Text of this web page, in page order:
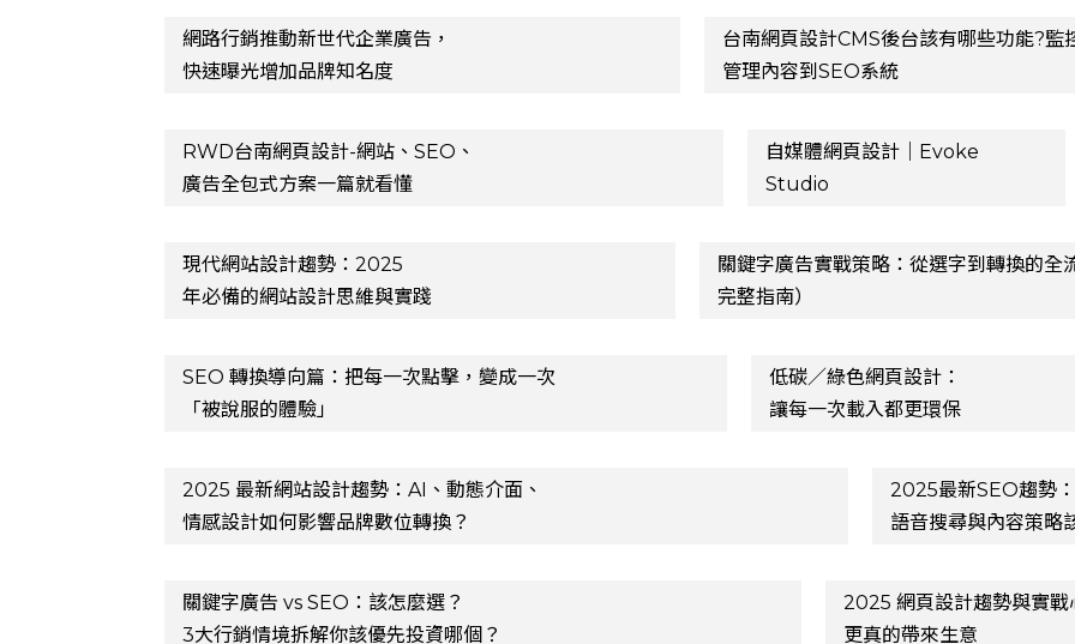
網路行銷推動新世代企業廣告，
快速曝光增加品牌知名度
台南網頁設計CMS後台該有哪些功能?監
管理內容到SEO系統
RWD台南網頁設計-網站、SEO、
廣告全包式方案一篇就看懂
自媒體網頁設計｜Evoke
Studio
現代網站設計趨勢：2025
年必備的網站設計思維與實踐
關鍵字廣告實戰策略：從選字到轉換的全
完整指南）
SEO 轉換導向篇：把每一次點擊，變成一次
「被說服的體驗」
低碳／綠色網頁設計：
讓每一次載入都更環保
2025 最新網站設計趨勢：AI、動態介面、
情感設計如何影響品牌數位轉換？
2025最新SEO趨勢
語音搜尋與內容策略
關鍵字廣告 vs SEO：該怎麼選？
3大行銷情境拆解你該優先投資哪個？
2025 網頁設計趨勢與實
更真的帶來生意